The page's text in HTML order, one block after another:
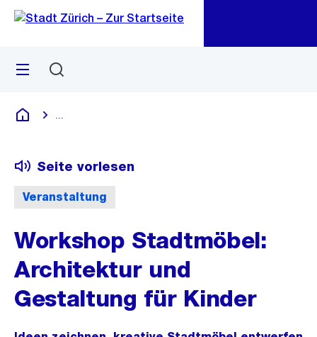
Navigation
Sprunglink
Menü
Deutsch
Veranstaltung
Seite vorlesen
Workshop Stadtmöbel:
Architektur und
Gestaltung für Kinder